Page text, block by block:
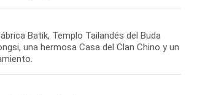
Batik, Templo Tailandés del Buda
una hermosa Casa del Clan Chino y un